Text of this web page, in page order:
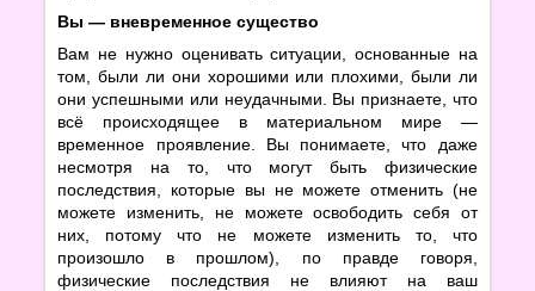
Вы — вневременное существо
Вам не нужно оценивать ситуации, основанные на
том, были ли они хорошими или плохими, были ли
они успешными или неудачными. Вы признаете, что
всё происходящее в материальном мире —
временное проявление. Вы понимаете, что даже
несмотря на то, что могут быть физические
последствия, которые вы не можете отменить (не
можете изменить, не можете освободить себя от
них, потому что не можете изменить то, что
произошло в прошлом), по правде говоря,
физические последствия не влияют на ваш